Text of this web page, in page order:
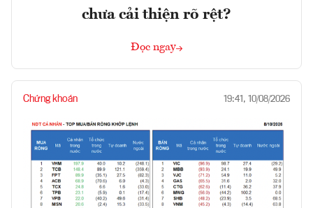
chưa cải thiện rõ rệt?
Đọc ngay
Chứng khoán 19:41, 10/08/2026